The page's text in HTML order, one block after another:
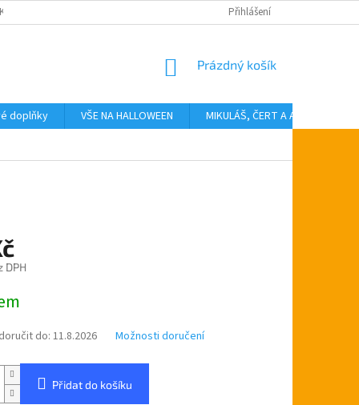
Přihlášení
NÁKUPNÍ
Prázdný košík
doplňky VŠE NA HALLOWEEN MIKULÁŠ, ČERT A ANDĚL
DPH
do: 11.8.2026 Možnosti doručení
Přidat do košíku